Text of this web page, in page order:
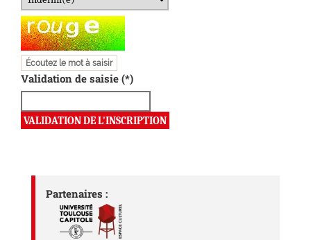
Champ pour les robots. Si vous êtes humains, merci de le
Écoutez le mot à saisir
Validation de saisie (*)
Partenaires :